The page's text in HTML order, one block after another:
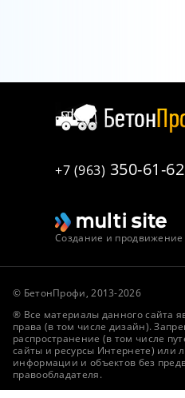
+7 (963) 350-61-62
Создание и продвижение
© БетонПрофи, 2013-2026
® Все материалы данного сайта
права (в том числе дизайн).
распространение (в том числе
сайты и ресурсы Интернете) или
информации и объектов без
правообладателя.